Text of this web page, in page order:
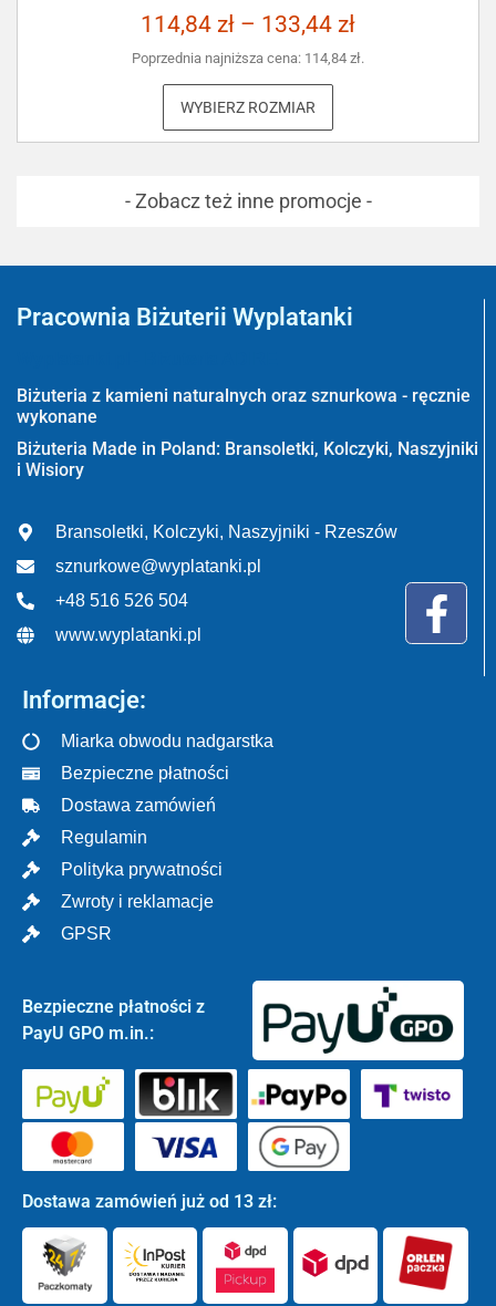
114,84 zł – 133,44 zł
Poprzednia najniższa cena: 114,84 zł.
WYBIERZ ROZMIAR
- Zobacz też inne promocje -
Pracownia Biżuterii Wyplatanki
Biżuteria z kamieni naturalnych oraz sznurkowa - ręcznie
wykonane
Biżuteria Made in Poland: Bransoletki, Kolczyki, Naszyjniki
i Wisiory
Bransoletki, Kolczyki, Naszyjniki - Rzeszów
sznurkowe@wyplatanki.pl
+48 516 526 504
www.wyplatanki.pl
Informacje:
Miarka obwodu nadgarstka
Bezpieczne płatności
Dostawa zamówień
Regulamin
Polityka prywatności
Zwroty i reklamacje
GPSR
Bezpieczne płatności z
PayU GPO m.in.:
Dostawa zamówień już od 13 zł: